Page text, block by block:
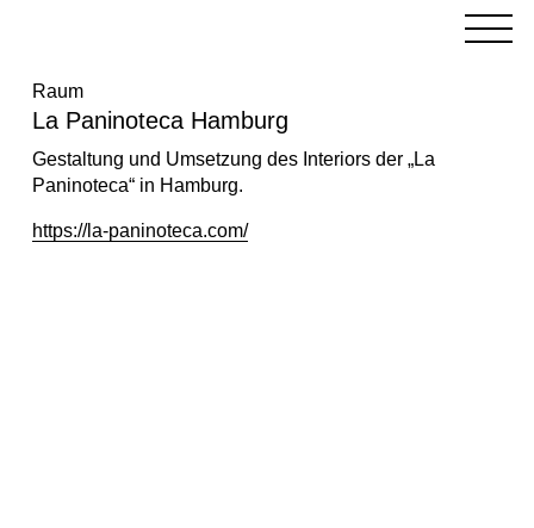
Raum
La Paninoteca Hamburg
Gestaltung und Umsetzung des Interiors der „La
Paninoteca“ in Hamburg.
https://la-paninoteca.com/